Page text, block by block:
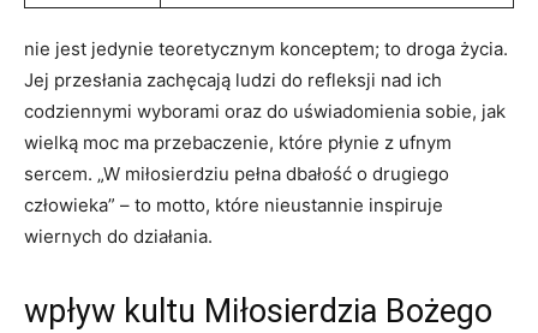
nie jest ⁢jedynie‌ teoretycznym konceptem; to droga życia.
Jej przesłania zachęcają ludzi do refleksji nad ich
codziennymi wyborami oraz do uświadomienia sobie, jak
wielką moc ma ‍przebaczenie, które płynie z ufnym
sercem. „W miłosierdziu pełna⁤ dbałość o drugiego
człowieka” – to⁢ motto, które nieustannie inspiruje
wiernych‌ do działania.
wpływ⁢ kultu ​Miłosierdzia⁤ Bożego